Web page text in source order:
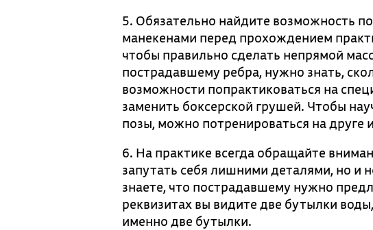
5. Обязательно найдите возможность
манекенами перед прохождением
чтобы правильно сделать непрямой
пострадавшему ребра, нужно знать,
возможности попрактиковаться на
заменить боксерской грушей. Чтобы
позы, можно потренироваться на друге
6. На практике всегда обращайте
запутать себя лишними деталями, но и
знаете, что пострадавшему нужно
реквизитах вы видите две бутылки
именно две бутылки.